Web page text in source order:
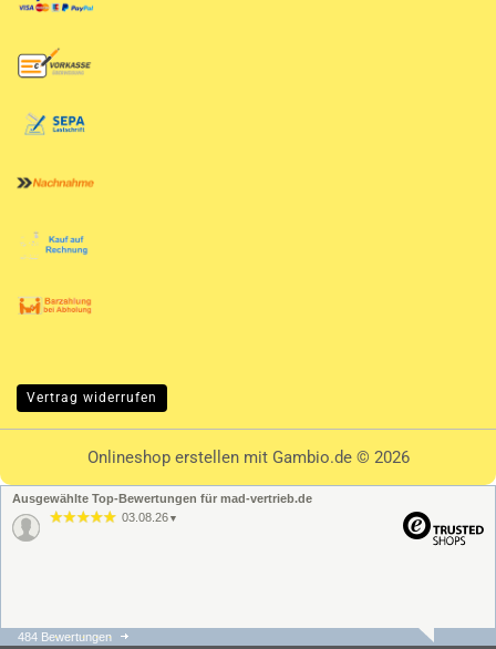
Vertrag widerrufen
Onlineshop erstellenmit Gambio.de © 2026
Ausgewählte Top-Bewertungen für mad-vertrieb.de
03.08.26 ▼
31.07.26
484 Bewertungen